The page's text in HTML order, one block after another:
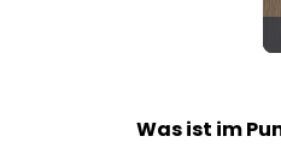
Was ist im